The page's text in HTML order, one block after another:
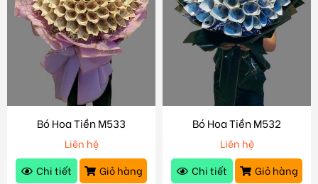
Bó Hoa Tiền M533
Liên hệ
Chi tiết
Giỏ hàng
Bó Hoa Tiền M532
Liên hệ
Chi tiết
Giỏ hàng